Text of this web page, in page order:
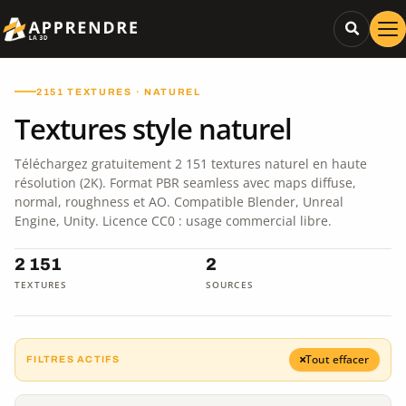
2151 TEXTURES · NATUREL
Textures style naturel
Téléchargez gratuitement 2 151 textures naturel en haute
résolution (2K). Format PBR seamless avec maps diffuse,
normal, roughness et AO. Compatible Blender, Unreal
Engine, Unity. Licence CC0 : usage commercial libre.
2 151
TEXTURES
2
SOURCES
FILTRES ACTIFS Tout effacer